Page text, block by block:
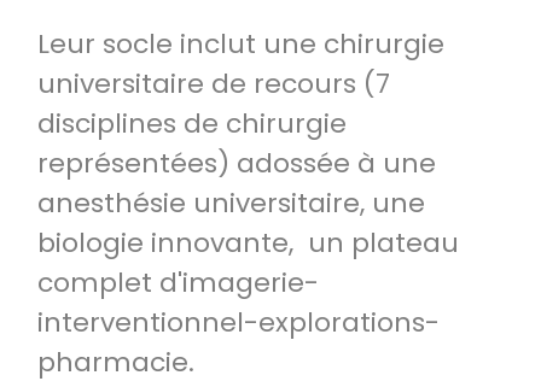
Leur socle inclut une chirurgie
universitaire de recours (7
disciplines de chirurgie
représentées) adossée à une
anesthésie universitaire, une
biologie innovante, un plateau
complet d'imagerie-
interventionnel-explorations-
pharmacie.